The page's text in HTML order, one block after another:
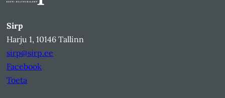
Sirp
Harju 1, 10146 Tallinn
sirp@sirp.ee
Facebook
Toeta